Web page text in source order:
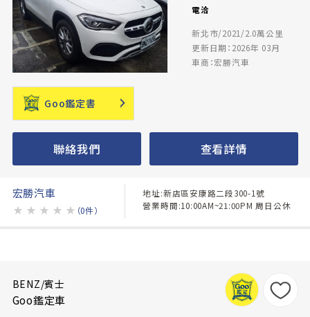
電洽
新北市/2021/2.0萬公里
更新日期：2026年 03月
車商：宏勝汽車
Goo鑑定書
聯絡我們 查看詳情
宏勝汽車
★ ★ ★ ★ ★ （0件）
地址:新店區安康路二段300-1號
營業時間:10:00AM~21:00PM 周日公休
BENZ/賓士
Goo鑑定車